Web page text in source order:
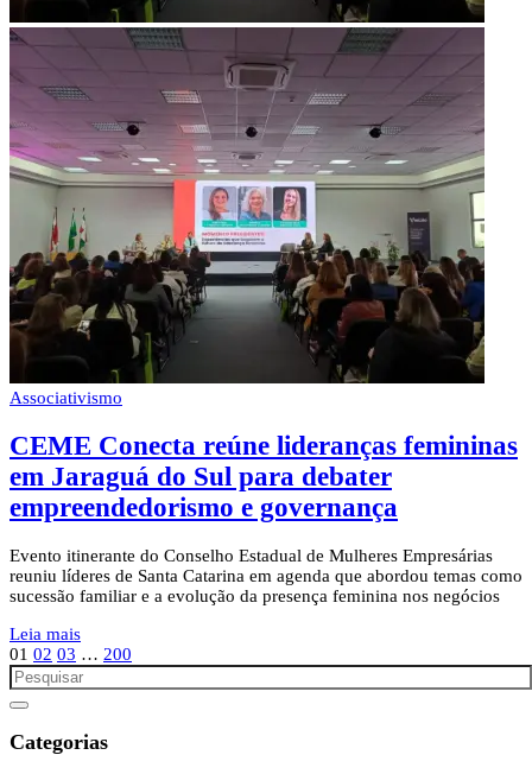
Associativismo
CEME Conecta reúne lideranças femininas
em Jaraguá do Sul para debater
empreendedorismo e governança
Evento itinerante do Conselho Estadual de Mulheres Empresárias
reuniu líderes de Santa Catarina em agenda que abordou temas como
sucessão familiar e a evolução da presença feminina nos negócios
Leia mais
01 02 03 … 200
Categorias